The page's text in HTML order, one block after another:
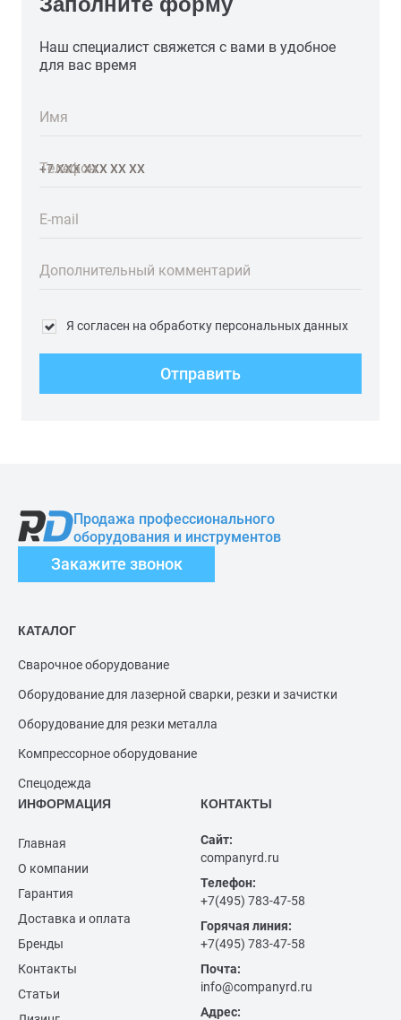
Наш специалист свяжется с вами в удобное
для вас время
Имя
Телефон
E-mail
Дополнительный комментарий
Я согласен на обработку персональных данных
Отправить
Продажа профессионального
оборудования и инструментов
Закажите звонок
КАТАЛОГ
Сварочное оборудование
Оборудование для лазерной сварки, резки и зачистки
Оборудование для резки металла
Компрессорное оборудование
Спецодежда
ИНФОРМАЦИЯ
Главная
О компании
Гарантия
Доставка и оплата
Бренды
Контакты
Статьи
КОНТАКТЫ
Сайт:
companyrd.ru
Телефон:
+7(495) 783-47-58
Горячая линия:
+7(495) 783-47-58
Почта:
info@companyrd.ru
Адрес: